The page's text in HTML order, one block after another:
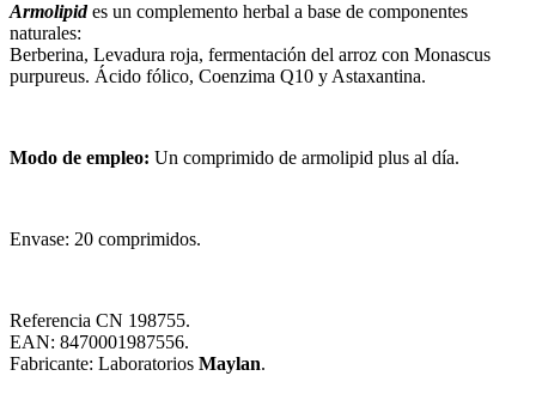
Armolipid es un complemento herbal a base de componentes
naturales:
Berberina, Levadura roja, fermentación del arroz con Monascus
purpureus. Ácido fólico, Coenzima Q10 y Astaxantina.
Modo de empleo: Un comprimido de armolipid plus al día.
Envase: 20 comprimidos.
Referencia CN 198755.
EAN: 8470001987556.
Fabricante: Laboratorios Maylan.